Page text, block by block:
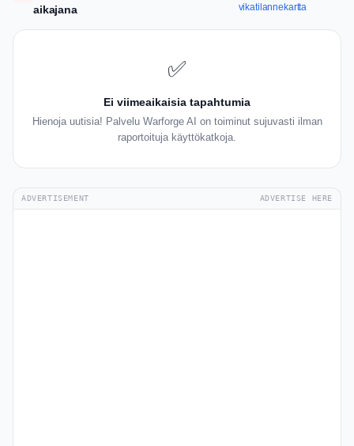
aikajana
vikatilannekartta
✅
Ei viimeaikaisia tapahtumia
Hienoja uutisia! Palvelu Warforge AI on toiminut sujuvasti ilman
raportoituja käyttökatkoja.
ADVERTISEMENT ADVERTISE HERE